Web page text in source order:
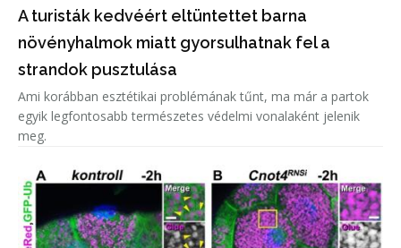
A turisták kedvéért eltüntettet barna
növényhalmok miatt gyorsulhatnak fel a
strandok pusztulása
Ami korábban esztétikai problémának tűnt, ma már a partok
egyik legfontosabb természetes védelmi vonalaként jelenik
meg.